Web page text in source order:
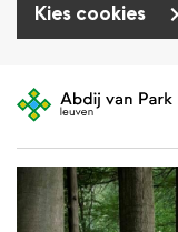
Kies cookies
en
de
inhoud
gaan